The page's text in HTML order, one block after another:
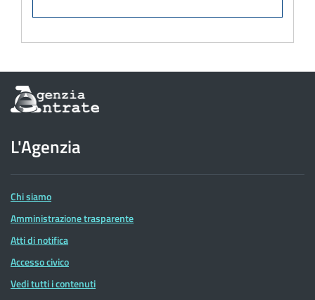
Informazioni
sul
dell'Agenzia
delle
Entrate
L'Agenzia
Chi siamo
Amministrazione trasparente
Atti di notifica
Accesso civico
Vedi tutti i contenuti